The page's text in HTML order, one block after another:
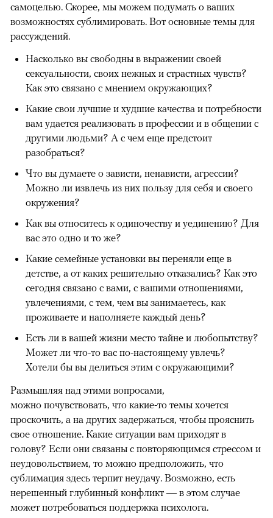
самоцелью. Скорее, мы можем подумать о ваших
возможностях сублимировать. Вот основные темы для
рассуждений.
Насколько вы свободны в выражении своей
сексуальности, своих нежных и страстных чувств?
Как это связано с мнением окружающих?
Какие свои лучшие и худшие качества и потребности
вам удается реализовать в профессии и в общении с
другими людьми? А с чем еще предстоит
разобраться?
Что вы думаете о зависти, ненависти, агрессии?
Можно ли извлечь из них пользу для себя и своего
окружения?
Как вы относитесь к одиночеству и уединению? Для
вас это одно и то же?
Какие семейные установки вы переняли еще в
детстве, а от каких решительно отказались? Как это
сегодня связано с вами, с вашими отношениями,
увлечениями, с тем, чем вы занимаетесь, как
проживаете и наполняете каждый день?
Есть ли в вашей жизни место тайне и любопытству?
Может ли что-то вас по-настоящему увлечь?
Хотели бы вы делиться этим с окружающими?
Размышляя над этими вопросами,
можно почувствовать, что какие-то темы хочется
проскочить, а на других задержаться, чтобы прояснить
свое отношение. Какие ситуации вам приходят в
голову? Если они связаны с повторяющимся стрессом и
неудовольствием, то можно предположить, что
сублимация здесь терпит неудачу. Возможно, есть
нерешенный глубинный конфликт — в этом случае
может потребоваться поддержка психолога.